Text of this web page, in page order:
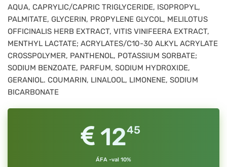
AQUA, CAPRYLIC/CAPRIC TRIGLYCERIDE, ISOPROPYL,
PALMITATE, GLYCERIN, PROPYLENE GLYCOL, MELILOTUS
OFFICINALIS HERB EXTRACT, VITIS VINIFEERA EXTRACT,
MENTHYL LACTATE; ACRYLATES/C10-30 ALKYL ACRYLATE
CROSSPOLYMER, PANTHENOL, POTASSIUM SORBATE;
SODIUM BENZOATE, PARFUM, SODIUM HYDROXIDE,
GERANIOL. COUMARIN, LINALOOL, LIMONENE, SODIUM
BICARBONATE
1245
ÁFA -val 10%